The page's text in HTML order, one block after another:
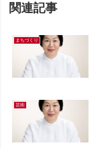
関連記事
まちづくり
芸術